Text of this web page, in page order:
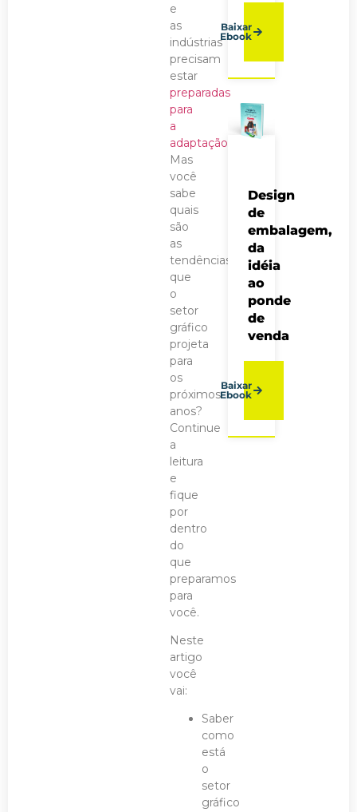
e
as
indústrias
precisam
estar
preparadas
para
a
adaptação
Mas
você
sabe
quais
são
as
tendências
que
o
setor
gráfico
projeta
para
os
próximos
anos?
Continue
a
leitura
e
fique
por
dentro
do
que
preparamos
para
você.
Neste
artigo
você
vai:
Saber
como
está
o
setor
gráfico
Baixar
Ebook
Design
de
embalagem,
da
idéia
ao
ponde
de
venda
Baixar
Ebook